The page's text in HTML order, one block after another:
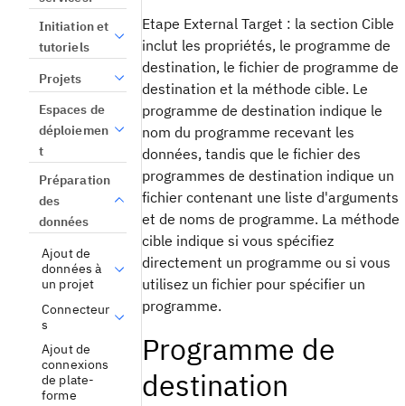
Initiation et
tutoriels
Projets
Espaces de
déploiemen
t
Préparation
des
données
Ajout de
données à
un projet
Connecteur
s
Ajout de
connexions
de plate-
forme
Etape External Target : la section Cible
inclut les propriétés, le programme de
destination, le fichier de programme de
destination et la méthode cible. Le
programme de destination indique le
nom du programme recevant les
données, tandis que le fichier des
programmes de destination indique un
fichier contenant une liste d'arguments
et de noms de programme. La méthode
cible indique si vous spécifiez
directement un programme ou si vous
utilisez un fichier pour spécifier un
programme.
Programme de
destination